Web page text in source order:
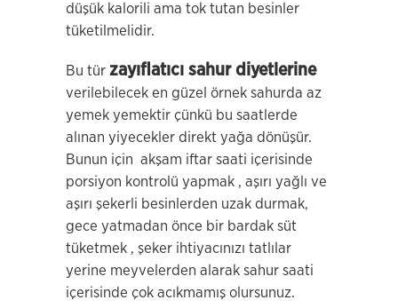
düşük kalorili ama tok tutan besinler
tüketilmelidir.
Bu tür zayıflatıcı sahur diyetlerine
verilebilecek en güzel örnek sahurda az
yemek yemektir çünkü bu saatlerde
alınan yiyecekler direkt yağa dönüşür.
Bunun için akşam iftar saati içerisinde
porsiyon kontrolü yapmak , aşırı yağlı ve
aşırı şekerli besinlerden uzak durmak,
gece yatmadan önce bir bardak süt
tüketmek , şeker ihtiyacınızı tatlılar
yerine meyvelerden alarak sahur saati
içerisinde çok acıkmamış olursunuz.